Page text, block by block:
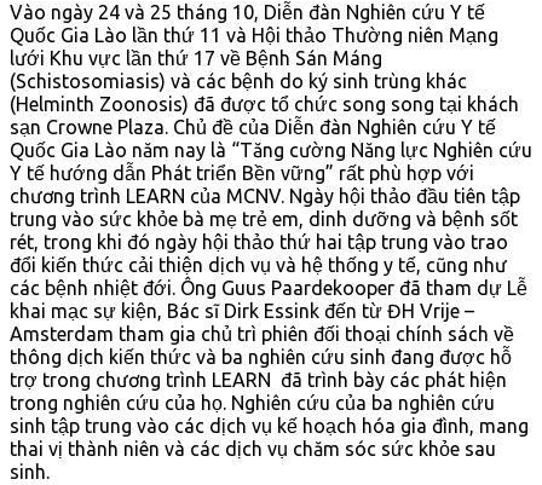
Vào ngày 24 và 25 tháng 10, Diễn đàn Nghiên cứu Y tế
Quốc Gia Lào lần thứ 11 và Hội thảo Thường niên Mạng
lưới Khu vực lần thứ 17 về Bệnh Sán Máng
(Schistosomiasis) và các bệnh do ký sinh trùng khác
(Helminth Zoonosis) đã được tổ chức song song tại khách
sạn Crowne Plaza. Chủ đề của Diễn đàn Nghiên cứu Y tế
Quốc Gia Lào năm nay là “Tăng cường Năng lực Nghiên cứu
Y tế hướng dẫn Phát triển Bền vững” rất phù hợp với
chương trình LEARN của MCNV. Ngày hội thảo đầu tiên tập
trung vào sức khỏe bà mẹ trẻ em, dinh dưỡng và bệnh sốt
rét, trong khi đó ngày hội thảo thứ hai tập trung vào trao
đổi kiến thức cải thiện dịch vụ và hệ thống y tế, cũng như
các bệnh nhiệt đới. Ông Guus Paardekooper đã tham dự Lễ
khai mạc sự kiện, Bác sĩ Dirk Essink đến từ ĐH Vrije –
Amsterdam tham gia chủ trì phiên đối thoại chính sách về
thông dịch kiến thức và ba nghiên cứu sinh đang được hỗ
trợ trong chương trình LEARN đã trình bày các phát hiện
trong nghiên cứu của họ. Nghiên cứu của ba nghiên cứu
sinh tập trung vào các dịch vụ kế hoạch hóa gia đình, mang
thai vị thành niên và các dịch vụ chăm sóc sức khỏe sau
sinh.